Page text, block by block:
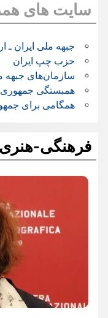
سایت های
جبهه ملی ایران ـ
حزب چپ ایران
سازمان‌های جبهه
همبستگی جمهوری
همگامی برای
فرهنگی-هنری